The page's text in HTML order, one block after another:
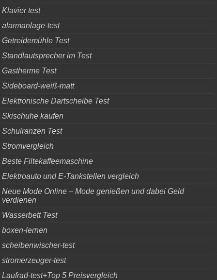
Klavier test
alarmanlage-test
Getreidemühle Test
Standlautsprecher im Test
Gastherme Test
Sideboard-weiß-matt
Elektronische Dartscheibe Test
Skischuhe kaufen
Schulranzen Test
Stromvergleich
Beste Filtekaffeemaschine
Elektroauto und E-Tankstellen vergleich
Neue Mode Online – Mode genießen und dabei Geld
verdienen
Wasserbett Test
boxen-lernen
scheibenwischer-test
stromerzeuger-test
Laufrad-test+Top 5 Preisvergleich